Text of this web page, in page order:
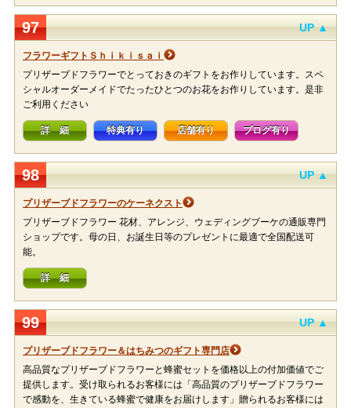
97 UP ▲
フラワーギフトＳｈｉｋｉｓａｉ
プリザーブドフラワーでとっておきのギフトをお作りしています。スペ
シャルオーダーメイドでたったひとつのお花をお作りしています。是非
ご利用ください
詳 細 特典有り 店舗有り ブログ有り
98 UP ▲
プリザーブドフラワーのケーネクスト
プリザーブドフラワー 花材、アレンジ、ウェディングブーケの通販専門
ショップです。母の日、お誕生日等のプレゼントに最適で全国配送可
能。
詳 細
99 UP ▲
プリザーブドフラワー＆はちみつのギフト専門店
高品質なプリザーブドフラワーと蜂蜜セットを価格以上の付加価値でご
提供します。受け取られるお客様には「高品質のプリザーブドフラワー
で感動を、生きている蜂蜜で健康をお届けします」贈られるお客様には